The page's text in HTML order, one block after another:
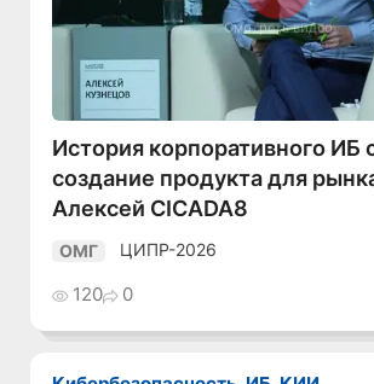
Смотреть видео
История корпоративного ИБ
создание продукта для
Алексей CICADA8
ОМГ ЦИПР-2026
120 0